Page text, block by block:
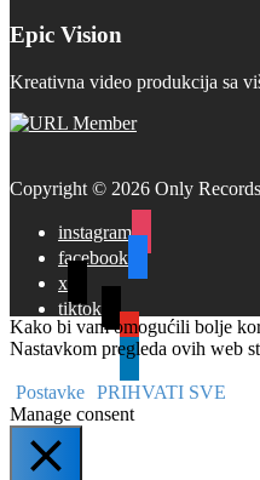
Epic Vision
Kreativna video produkcija sa
Copyright © 2026 Only
instagram
facebook
x
tiktok
youtube
linkedin
Kako bi vam omogućili bolje
Nastavkom pregleda ovih web
Postavke PRIHVATI SVE
Manage consent